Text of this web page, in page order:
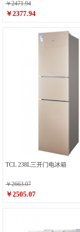
￥2471.94
￥2377.94
TCL 238L三开门电冰箱
￥2663.07
￥2505.07